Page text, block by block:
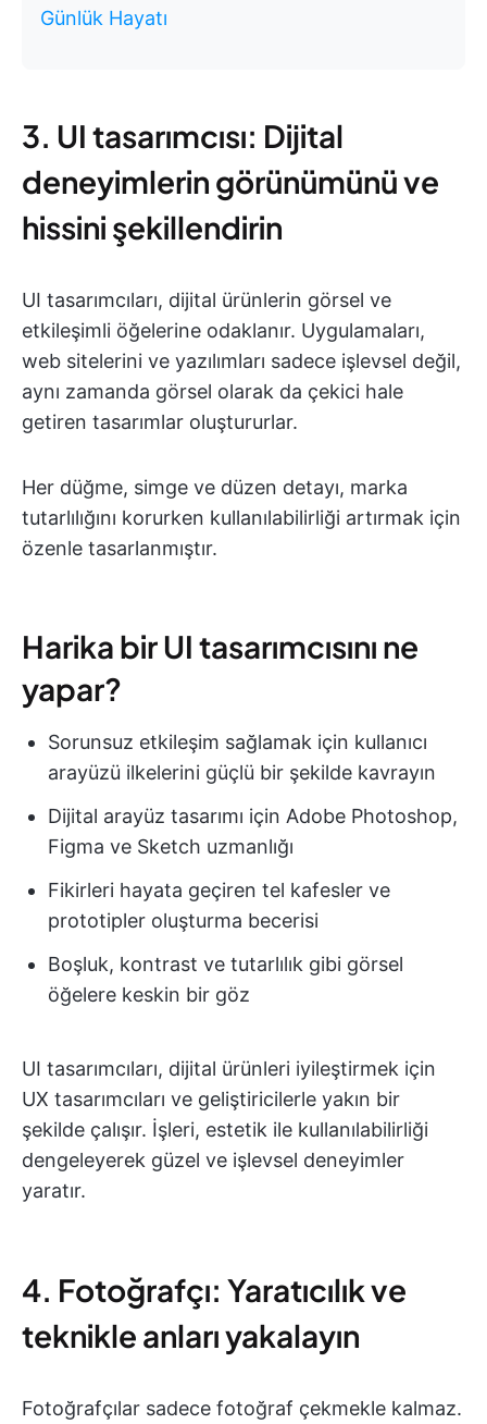
Günlük Hayatı
3. UI tasarımcısı: Dijital
deneyimlerin görünümünü ve
hissini şekillendirin
UI tasarımcıları, dijital ürünlerin görsel ve
etkileşimli öğelerine odaklanır. Uygulamaları,
web sitelerini ve yazılımları sadece işlevsel değil,
aynı zamanda görsel olarak da çekici hale
getiren tasarımlar oluştururlar.
Her düğme, simge ve düzen detayı, marka
tutarlılığını korurken kullanılabilirliği artırmak için
özenle tasarlanmıştır.
Harika bir UI tasarımcısını ne
yapar?
Sorunsuz etkileşim sağlamak için kullanıcı
arayüzü ilkelerini güçlü bir şekilde kavrayın
Dijital arayüz tasarımı için Adobe Photoshop,
Figma ve Sketch uzmanlığı
Fikirleri hayata geçiren tel kafesler ve
prototipler oluşturma becerisi
Boşluk, kontrast ve tutarlılık gibi görsel
öğelere keskin bir göz
UI tasarımcıları, dijital ürünleri iyileştirmek için
UX tasarımcıları ve geliştiricilerle yakın bir
şekilde çalışır. İşleri, estetik ile kullanılabilirliği
dengeleyerek güzel ve işlevsel deneyimler
yaratır.
4. Fotoğrafçı: Yaratıcılık ve
teknikle anları yakalayın
Fotoğrafçılar sadece fotoğraf çekmekle kalmaz.